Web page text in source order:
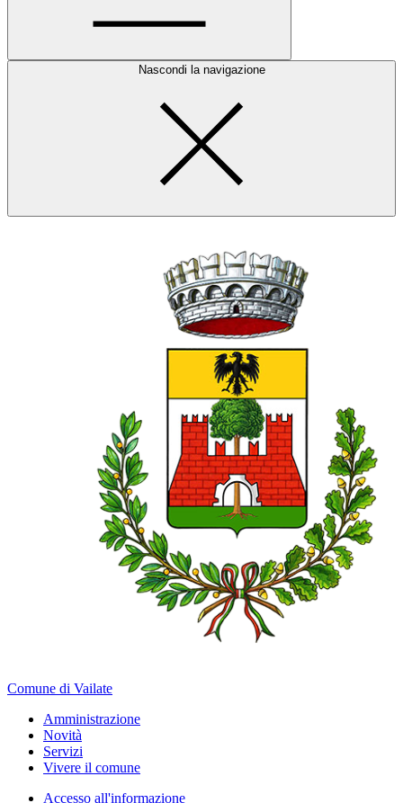
Nascondi la navigazione
Comune di Vailate
Amministrazione
Novità
Servizi
Vivere il comune
Accesso all'informazione